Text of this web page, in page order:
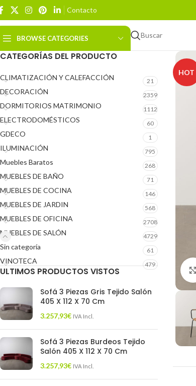
Contacto
BROWSE CATEGORIES Buscar
CATEGORÍAS DEL PRODUCTO
CLIMATIZACIÓN Y CALEFACCIÓN 21
DECORACIÓN 2359
DORMITORIOS MATRIMONIO 1112
ELECTRODOMÉSTICOS 60
GDECO 1
ILUMINACIÓN 795
Muebles Baratos 268
MUEBLES DE BAÑO 71
MUEBLES DE COCINA 146
MUEBLES DE JARDIN 568
MUEBLES DE OFICINA 2708
MUEBLES DE SALÓN 4729
Sin categoría 61
VINOTECA 479
ULTIMOS PRODUCTOS VISTOS
Sofá 3 Piezas Gris Tejido Salón
405 X 112 X 70 Cm
3.257,93€ IVA Incl.
Sofá 3 Piezas Burdeos Tejido
Salón 405 X 112 X 70 Cm
3.257,93€ IVA Incl.
HOT